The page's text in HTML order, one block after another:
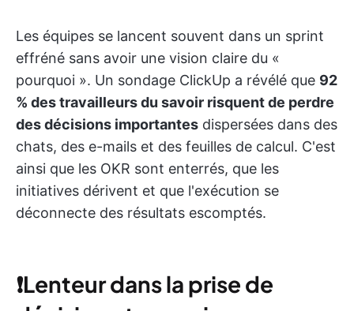
Les équipes se lancent souvent dans un sprint
effréné sans avoir une vision claire du «
pourquoi ». Un sondage ClickUp a révélé que 92
% des travailleurs du savoir risquent de perdre
des décisions importantes dispersées dans des
chats, des e-mails et des feuilles de calcul. C'est
ainsi que les OKR sont enterrés, que les
initiatives dérivent et que l'exécution se
déconnecte des résultats escomptés.
❗️Lenteur dans la prise de